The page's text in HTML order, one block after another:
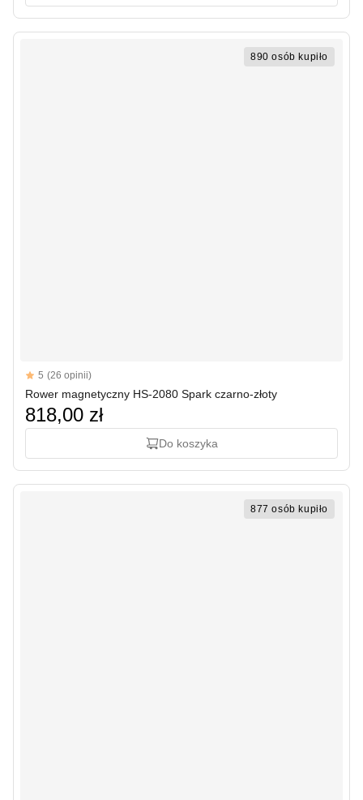
890 osób kupiło
Reviews
5 out of 5 stars
5 (26 opinii)
Rower magnetyczny HS-2080 Spark czarno-złoty
818,00 zł
Do koszyka
877 osób kupiło